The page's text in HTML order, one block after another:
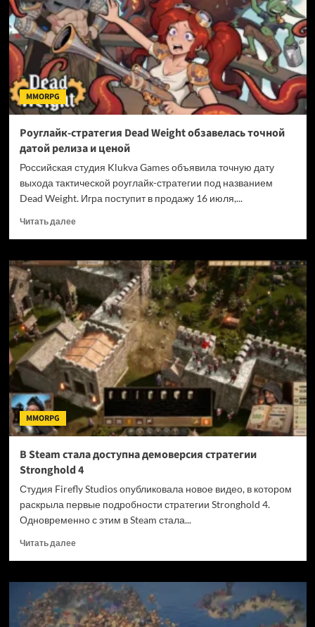
Mobile
вышла
на
PC
MMORPG
Роуглайк-стратегия Dead Weight обзавелась точной
датой релиза и ценой
Российская студия Klukva Games объявила точную дату
выхода тактической роуглайк-стратегии под названием
Dead Weight. Игра поступит в продажу 16 июля,...
Читать далееПрочитать
Роуглайк-
стратегия
Dead
Weight
обзавелась
точной
датой
релиза
и
ценой
MMORPG
В Steam стала доступна демоверсия стратегии
Stronghold 4
Студия Firefly Studios опубликовала новое видео, в котором
раскрыла первые подробности стратегии Stronghold 4.
Одновременно с этим в Steam стала...
Читать далееПрочитать
В
Steam
стала
доступна